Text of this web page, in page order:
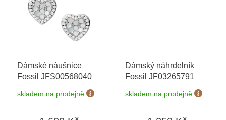
Dámské náušnice
Fossil JFS00568040
skladem na prodejně
Dámský náhrdelník
Fossil JF03265791
skladem na prodejně